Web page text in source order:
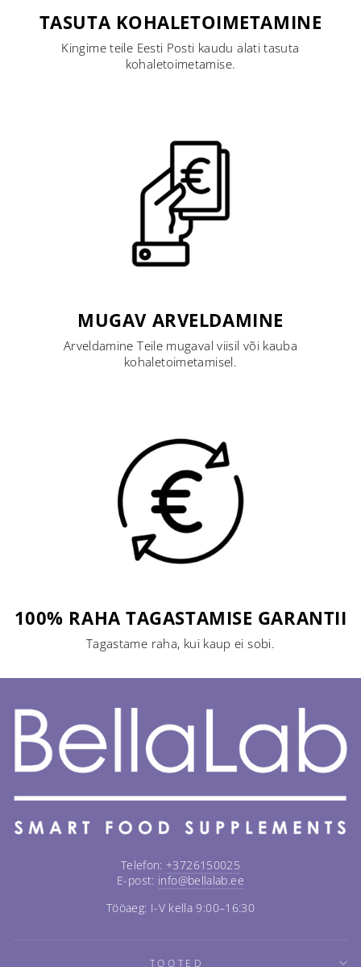
TASUTA KOHALETOIMETAMINE
Kingime teile Eesti Posti kaudu alati tasuta
kohaletoimetamise.
MUGAV ARVELDAMINE
Arveldamine Teile mugaval viisil või kauba
kohaletoimetamisel.
100% RAHA TAGASTAMISE GARANTII
Tagastame raha, kui kaup ei sobi.
Telefon: +3726150025
E-post: info@bellalab.ee
Tööaeg: I-V kella 9:00–16:30
TOOTED